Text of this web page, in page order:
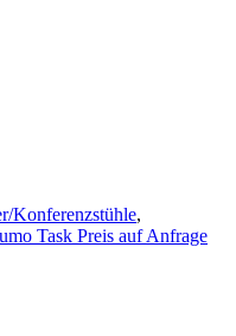
Konferenzstühle,
Task Preis auf Anfrage